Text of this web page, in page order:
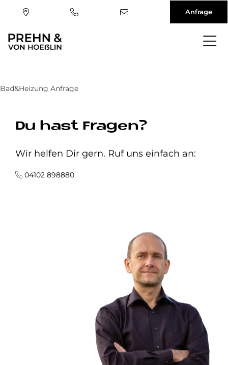
Anfrage
Bad&Heizung Anfrage
Du hast Fragen?
Wir helfen Dir gern. Ruf uns einfach an:
04102 898880